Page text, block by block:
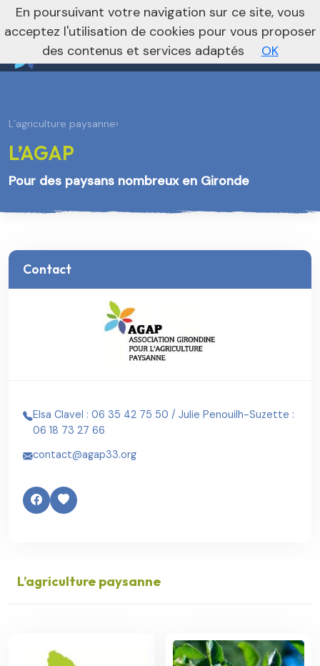
Vers le site national
nivo_2026: 1
L’agriculture paysanne›
L’AGAP
Pour des paysans nombreux en Gironde
Contact
Elsa Clavel : 06 35 42 75 50 / Julie Penouilh-Suzette :
06 18 73 27 66
contact@agap33.org
L’agriculture paysanne
En poursuivant votre navigation sur ce site, vous
acceptez l'utilisation de cookies pour vous proposer
des contenus et services adaptés
OK